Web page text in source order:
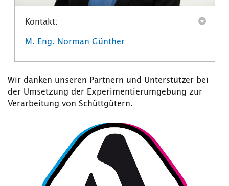
Kontakt:
M. Eng. Norman Günther
Wir danken unseren Partnern und Unterstützer bei
der Umsetzung der Experimentierumgebung zur
Verarbeitung von Schüttgütern.